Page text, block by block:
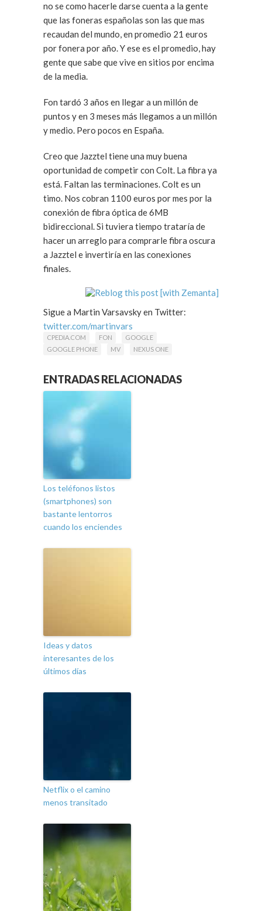
no se como hacerle darse cuenta a la gente
que las foneras españolas son las que mas
recaudan del mundo, en promedio 21 euros
por fonera por año. Y ese es el promedio, hay
gente que sabe que vive en sitios por encima
de la media.
Fon tardó 3 años en llegar a un millón de
puntos y en 3 meses más llegamos a un millón
y medio. Pero pocos en España.
Creo que Jazztel tiene una muy buena
oportunidad de competir con Colt. La fibra ya
está. Faltan las terminaciones. Colt es un
timo. Nos cobran 1100 euros por mes por la
conexión de fibra óptica de 6MB
bidireccional. Si tuviera tiempo trataría de
hacer un arreglo para comprarle fibra oscura
a Jazztel e invertiría en las conexiones
finales.
Sigue a Martin Varsavsky en Twitter:
twitter.com/martinvars
CPEDIA.COM FON
GOOGLE
GOOGLE PHONE
MV NEXUS ONE
ENTRADAS RELACIONADAS
Los teléfonos listos
(smartphones) son
bastante lentorros
cuando los enciendes
Ideas y datos
interesantes de los
últimos días
Netflix o el camino
menos transitado